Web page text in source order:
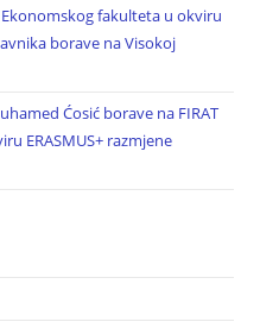
Ekonomskog fakulteta u okviru
borave na Visokoj
Ćosić borave na FIRAT
ERASMUS+ razmjene